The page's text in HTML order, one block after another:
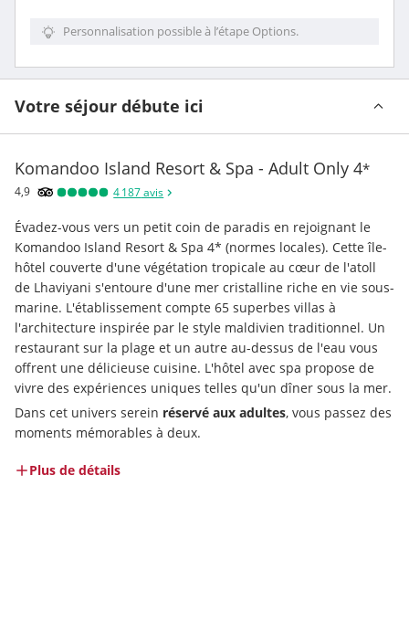
Personnalisation possible à l’étape Options.
Votre séjour débute ici
Komandoo Island Resort & Spa - Adult Only 4*
4,9 4 187avis
Évadez-vous vers un petit coin de paradis en rejoignant le
Komandoo Island Resort & Spa 4* (normes locales). Cette île-
hôtel couverte d'une végétation tropicale au cœur de l'atoll
de Lhaviyani s'entoure d'une mer cristalline riche en vie sous-
marine. L'établissement compte 65 superbes villas à
l'architecture inspirée par le style maldivien traditionnel. Un
restaurant sur la plage et un autre au-dessus de l'eau vous
offrent une délicieuse cuisine. L'hôtel avec spa propose de
Dans cet univers serein réservé aux adultes, vous passez des
moments mémorables à deux.
Plus de détails